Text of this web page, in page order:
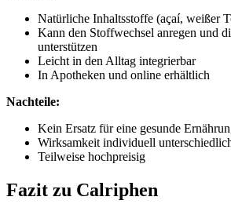
Natürliche Inhaltsstoffe (açaí, weißer
Kann den Stoffwechsel anregen und
unterstützen
Leicht in den Alltag integrierbar
In Apotheken und online erhältlich
Nachteile:
Kein Ersatz für eine gesunde
Wirksamkeit individuell
Teilweise hochpreisig
Fazit zu Calriphen